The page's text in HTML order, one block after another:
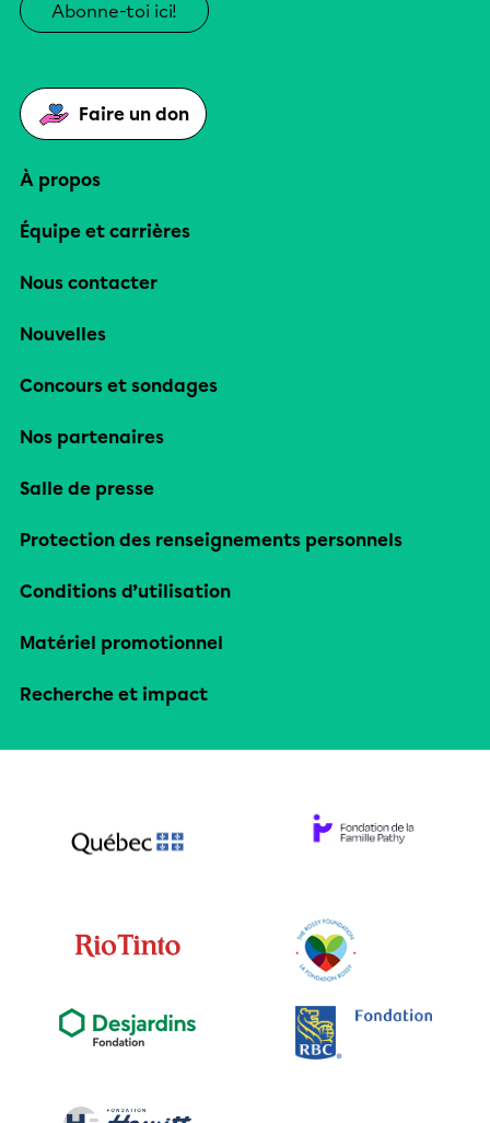
Abonne-toi ici!
Faire un don
À propos
Équipe et carrières
Nous contacter
Nouvelles
Concours et sondages
Nos partenaires
Salle de presse
Protection des renseignements personnels
Conditions d’utilisation
Matériel promotionnel
Recherche et impact